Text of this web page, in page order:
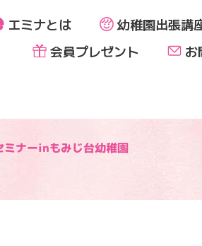
エミナとは 幼稚園出張講
会員プレゼント
お
ミナーinもみじ台幼稚園